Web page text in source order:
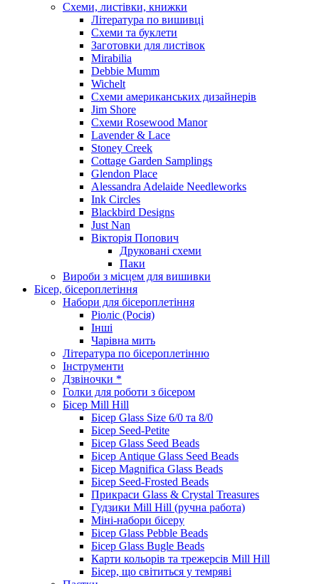
Схеми, листівки, книжки
Література по вишивці
Схеми та буклети
Заготовки для листівок
Mirabilia
Debbie Mumm
Wichelt
Схеми американських дизайнерів
Jim Shore
Cхеми Rosewood Manor
Lavender & Lace
Stoney Creek
Cottage Garden Samplings
Glendon Place
Alessandra Adelaide Needleworks
Ink Circles
Blackbird Designs
Just Nan
Вікторія Попович
Друковані схеми
Паки
Вироби з місцем для вишивки
Бісер, бісероплетіння
Набори для бісероплетіння
Ріоліс (Росія)
Інші
Чарівна мить
Література по бісероплетінню
Інструменти
Дзвіночки *
Голки для роботи з бісером
Бісер Mill Hill
Бісер Glass Size 6/0 та 8/0
Бісер Seed-Petite
Бісер Glass Seed Beads
Бісер Antique Glass Seed Beads
Бісер Magnifica Glass Beads
Бісер Seed-Frosted Beads
Прикраси Glass & Crystal Treasures
Гудзики Mill Hill (ручна работа)
Міні-набори бісеру
Бісер Glass Pebble Beads
Бісер Glass Bugle Beads
Карти кольорів та трежерсів Mill Hill
Бісер, що світиться у темряві